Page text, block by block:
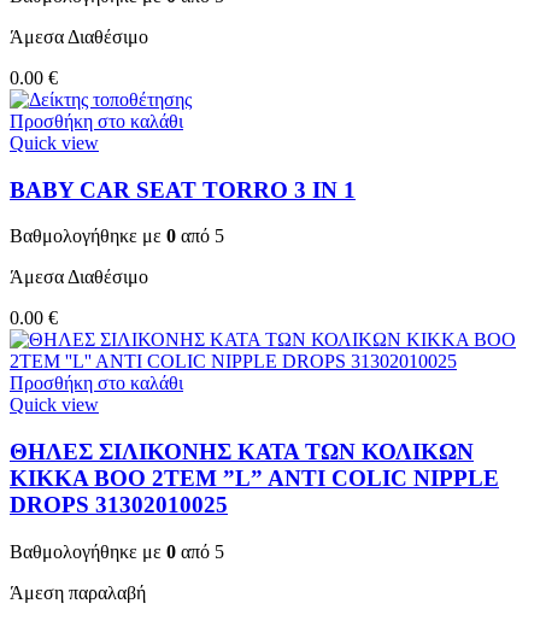
Άμεσα Διαθέσιμο
0.00 €
Προσθήκη στο καλάθι
Quick view
BABY CAR SEAT TORRO 3 ΙΝ 1
Βαθμολογήθηκε με 0 από 5
Άμεσα Διαθέσιμο
0.00 €
Προσθήκη στο καλάθι
Quick view
ΘΗΛΕΣ ΣΙΛΙΚΟΝΗΣ ΚΑΤΑ ΤΩΝ ΚΟΛΙΚΩΝ
KIKKA BOO 2TEM ”L” ANTI COLIC NIPPLE
DROPS 31302010025
Βαθμολογήθηκε με 0 από 5
Άμεση παραλαβή